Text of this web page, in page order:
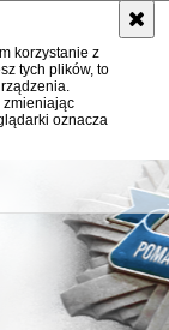
korzystanie z
tych plików, to
zmieniając
oznacza